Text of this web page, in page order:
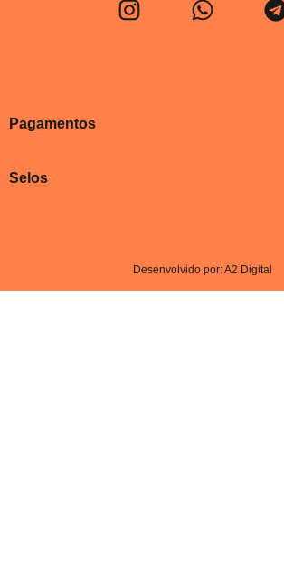
Pagamentos
Selos
Desenvolvido por: A2 Digital